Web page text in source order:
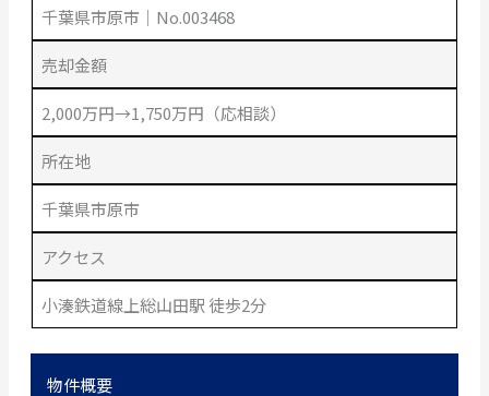
千葉県市原市｜No.003468
売却金額
2,000万円→1,750万円（応相談）
所在地
千葉県市原市
アクセス
小湊鉄道線上総山田駅 徒歩2分
物件概要